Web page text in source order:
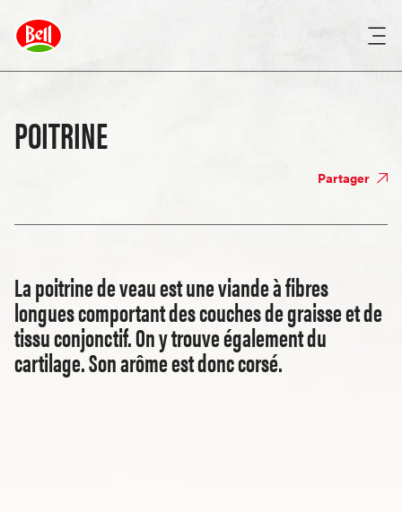
POITRINE
Partager
La poitrine de veau est une viande à fibres
longues comportant des couches de graisse et de
tissu conjonctif. On y trouve également du
cartilage. Son arôme est donc corsé.